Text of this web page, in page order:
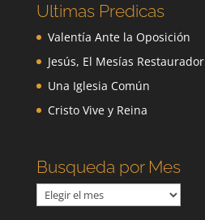
Ultimas Predicas
Valentía Ante la Oposición
Jesús, El Mesías Restaurador
Una Iglesia Común
Cristo Vive y Reina
Busqueda por Mes
Busqueda
por